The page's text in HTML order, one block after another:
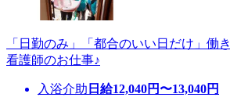
「日勤のみ」「都合のいい日だけ」働
看護師のお仕事♪
入浴介助 日給12,040円〜13,040円